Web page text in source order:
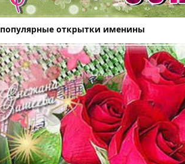
открытки именины